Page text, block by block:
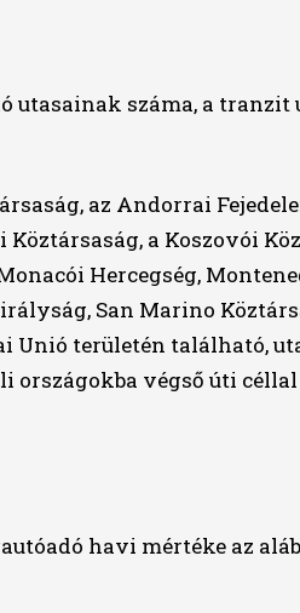
utasainak száma, a
az Andorrai
a Koszovói
Hercegség,
San Marino
Unió területén található,
végső úti
havi mértéke az